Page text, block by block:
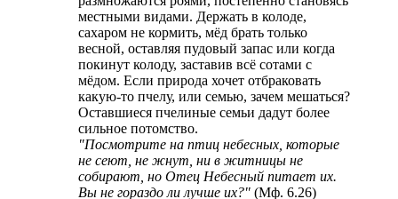
местными видами. Держать в колоде,
сахаром не кормить, мёд брать только
весной, оставляя пудовый запас или когда
покинут колоду, заставив всё сотами с
мёдом. Если природа хочет отбраковать
какую-то пчелу, или семью, зачем мешаться?
Оставшиеся пчелиные семьи дадут более
сильное потомство.
"Посмотрите на птиц небесных, которые
не сеют, не жнут, ни в житницы не
собирают, но Отец Небесный питает их.
Вы не гораздо ли лучше их?" (Мф. 6.26)